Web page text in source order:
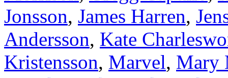
Jonsson, James Harren,
Andersson, Kate
Kristensson, Marvel, Mary